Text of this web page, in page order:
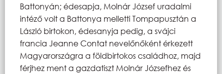
Battonyán; édesapja, Molnár József uradalmi
intéző volt a Battonya melletti Tompapusztán a
László birtokon, édesanyja pedig, a svájci
francia Jeanne Contat nevelőnőként érkezett
Magyarországra a földbirtokos családhoz, majd
férjhez ment a gazdatiszt Molnár Józsefhez és